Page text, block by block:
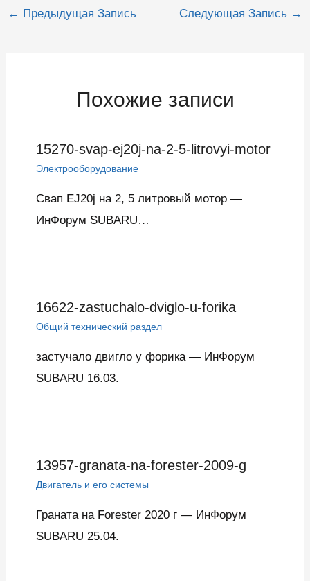
Навигация
← Предыдущая Запись Следующая Запись →
Похожие записи
15270-svap-ej20j-na-2-5-litrovyi-motor
Электрооборудование
Свап EJ20j на 2, 5 литровый мотор —
ИнФорум SUBARU…
16622-zastuchalo-dviglo-u-forika
Общий технический раздел
застучало двигло у форика — ИнФорум
SUBARU 16.03.
13957-granata-na-forester-2009-g
Двигатель и его системы
Граната на Forester 2020 г — ИнФорум
SUBARU 25.04.